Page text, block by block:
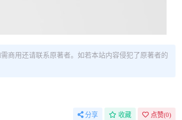
商用还请联系原著者。如若本站内容侵犯了原著者的
分享 收藏 点赞(0)